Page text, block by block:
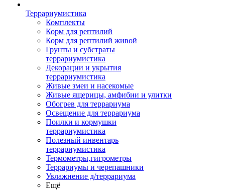
Террариумистика
Комплекты
Корм для рептилий
Корм для рептилий живой
Грунты и субстраты
террариумистика
Декорации и укрытия
террариумистика
Живые змеи и насекомые
Живые ящерицы, амфибии и улитки
Обогрев для террариума
Освещение для террариума
Поилки и кормушки
террариумистика
Полезный инвентарь
террариумистика
Термометры,гигрометры
Террариумы и черепашники
Увлажнение д/террариума
Ещё